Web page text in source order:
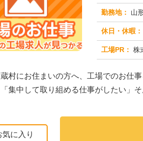
勤務地： 山
休日・休暇：
工場PR： 株式
村にお住まいの方へ、工場でのお仕
集中して取り組める仕事がしたい」
気に入り